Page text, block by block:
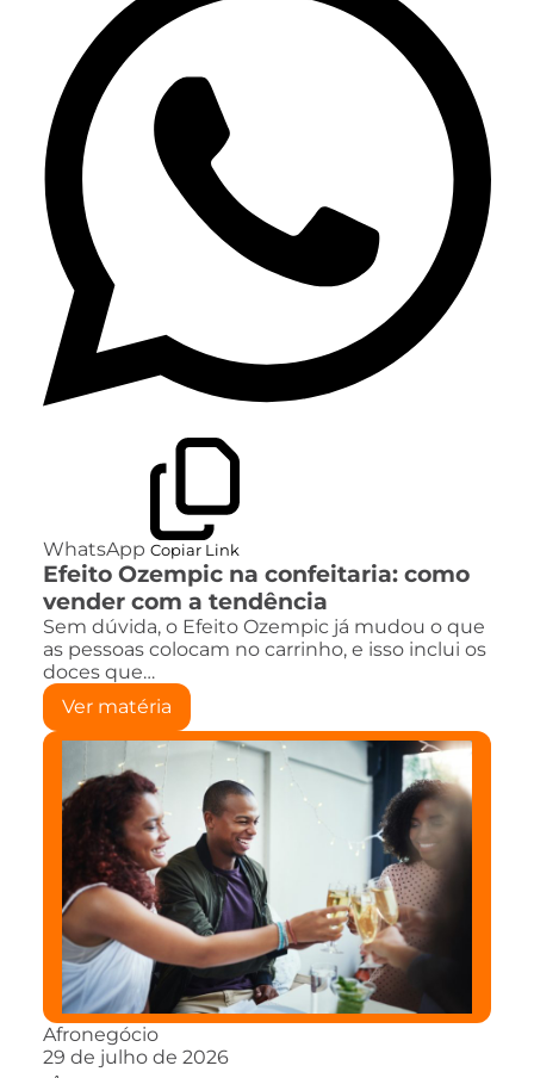
WhatsApp Copiar Link
Efeito Ozempic na confeitaria: como
vender com a tendência
Sem dúvida, o Efeito Ozempic já mudou o que
as pessoas colocam no carrinho, e isso inclui os
doces que…
Ver matéria
Afronegócio
29 de julho de 2026